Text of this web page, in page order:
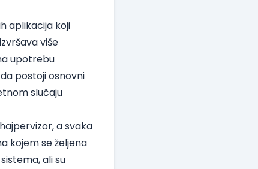
aplikacija koji
više
upotrebu
postoji osnovni
slučaju
a svaka
kojem se željena
ali su